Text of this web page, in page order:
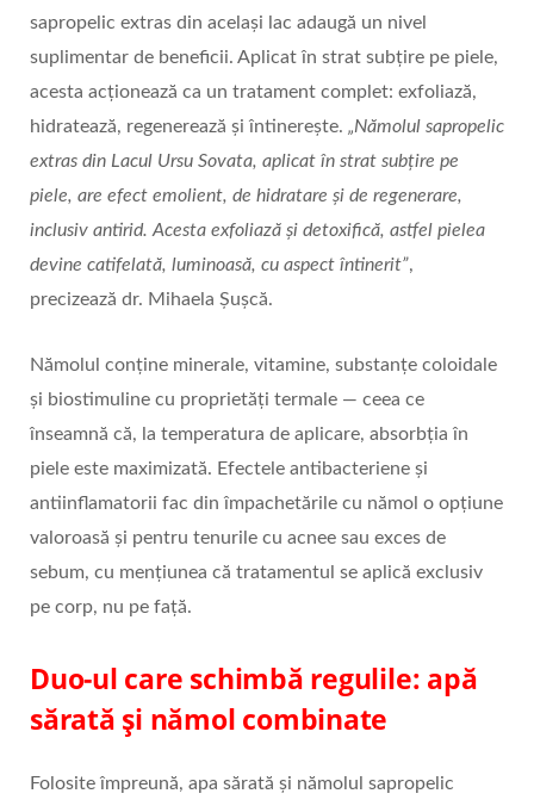
sapropelic extras din acelaşi lac adaugă un nivel
suplimentar de beneficii. Aplicat în strat subțire pe piele,
acesta acționează ca un tratament complet: exfoliază,
hidratează, regenerează şi întinereşte. „Nămolul sapropelic
extras din Lacul Ursu Sovata, aplicat în strat subțire pe
piele, are efect emolient, de hidratare şi de regenerare,
inclusiv antirid. Acesta exfoliază şi detoxifică, astfel pielea
devine catifelată, luminoasă, cu aspect întinerit”,
precizează dr. Mihaela Șuşcă.
Nămolul conține minerale, vitamine, substanțe coloidale
şi biostimuline cu proprietăți termale — ceea ce
înseamnă că, la temperatura de aplicare, absorbția în
piele este maximizată. Efectele antibacteriene şi
antiinflamatorii fac din împachetările cu nămol o opțiune
valoroasă şi pentru tenurile cu acnee sau exces de
sebum, cu mențiunea că tratamentul se aplică exclusiv
pe corp, nu pe față.
Duo-ul care schimbă regulile: apă
sărată şi nămol combinate
Folosite împreună, apa sărată şi nămolul sapropelic